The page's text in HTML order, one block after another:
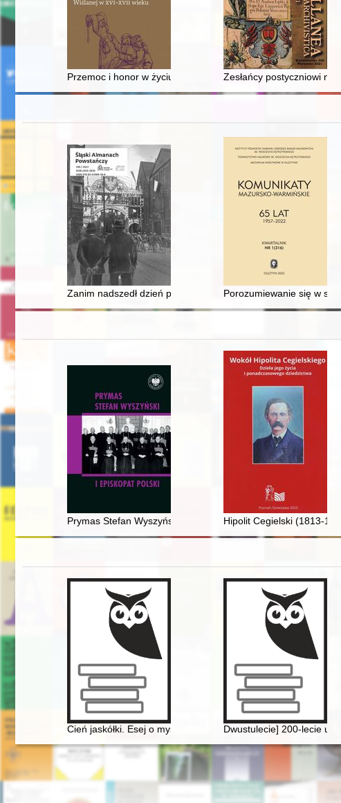
Przemoc i honor w życiu społecznym wsi na Mierzei Wiślanej
Zesłańcy postyczniowi na
Zanim nadszedł dzień pierwszy : od podziału regionu do
Porozumiewanie się w
Prymas Stefan Wyszyński a duszpasterstwo emigracyjne
Hipolit Cegielski (1813-
Cień jaskółki. Esej o myślach ChopinaDwustulecie] 200-lecie